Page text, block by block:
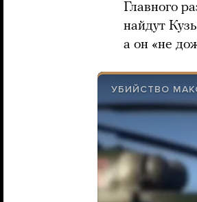
Главного
найдут
а он «не
УБИЙСТВО